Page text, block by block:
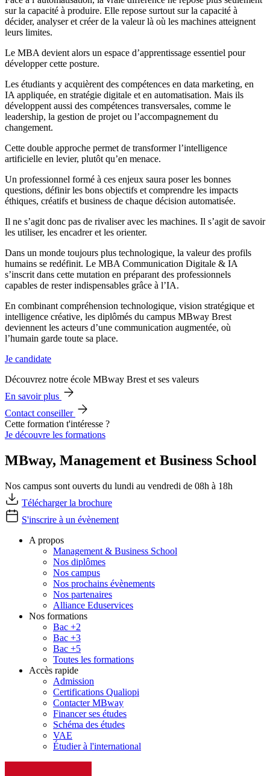
sur la capacité à produire. Elle repose surtout sur la capacité à
décider, analyser et créer de la valeur là où les machines atteignent
leurs limites.
Le MBA devient alors un espace d’apprentissage essentiel pour
développer cette posture.
Les étudiants y acquièrent des compétences en data marketing, en
IA appliquée, en stratégie digitale et en automatisation. Mais ils
développent aussi des compétences transversales, comme le
leadership, la gestion de projet ou l’accompagnement du
changement.
Cette double approche permet de transformer l’intelligence
artificielle en levier, plutôt qu’en menace.
Un professionnel formé à ces enjeux saura poser les bonnes
questions, définir les bons objectifs et comprendre les impacts
éthiques, créatifs et business de chaque décision automatisée.
Il ne s’agit donc pas de rivaliser avec les machines. Il s’agit de savoir
les utiliser, les encadrer et les orienter.
Dans un monde toujours plus technologique, la valeur des profils
humains se redéfinit. Le MBA Communication Digitale & IA
s’inscrit dans cette mutation en préparant des professionnels
capables de rester indispensables grâce à l’IA.
En combinant compréhension technologique, vision stratégique et
intelligence créative, les diplômés du campus MBway Brest
deviennent les acteurs d’une communication augmentée, où
l’humain garde toute sa place.
Je candidate
Découvrez notre école MBway Brest et ses valeurs
En savoir plus
Contact conseiller
Cette formation t'intéresse ?
Je découvre les formations
MBway, Management et Business School
Nos campus sont ouverts du lundi au vendredi de 08h à 18h
Télécharger la brochure
S'inscrire à un évènement
A propos
Management & Business School
Nos diplômes
Nos campus
Nos prochains évènements
Nos partenaires
Alliance Eduservices
Nos formations
Bac +2
Bac +3
Bac +5
Toutes les formations
Accès rapide
Admission
Certifications Qualiopi
Contacter MBway
Financer ses études
Schéma des études
VAE
Étudier à l'international